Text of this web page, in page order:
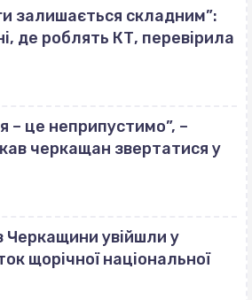
залишається складним”:
де роблять КТ, перевірила
– це неприпустимо”, –
черкащан звертатися у
Черкащини увійшли у
щорічної національної